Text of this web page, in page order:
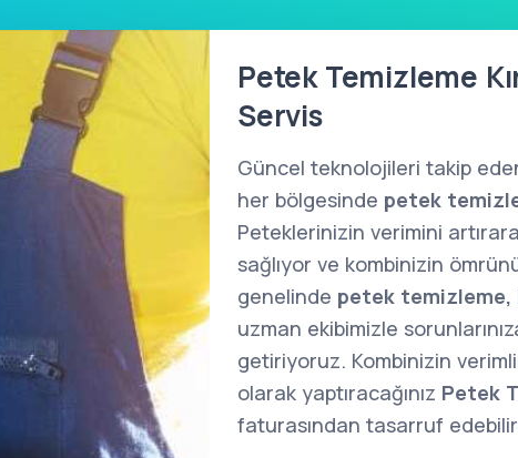
Petek Temizleme
Servis
Güncel teknolojileri takip
her bölgesinde petek
Peteklerinizin verimini
sağlıyor ve kombinizin
genelinde petek temizleme,
uzman ekibimizle
getiriyoruz. Kombinizin
olarak yaptıracağınız Petek
faturasından tasarruf